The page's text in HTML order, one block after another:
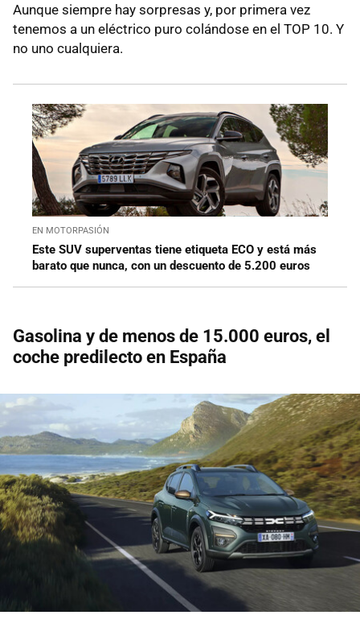
Aunque siempre hay sorpresas y, por primera vez
tenemos a un eléctrico puro colándose en el TOP 10. Y
no uno cualquiera.
EN MOTORPASIÓN
Este SUV superventas tiene etiqueta ECO y está más
barato que nunca, con un descuento de 5.200 euros
Gasolina y de menos de 15.000 euros, el
coche predilecto en España